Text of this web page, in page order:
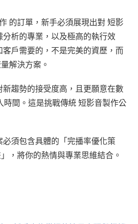
的訂單，新手必須展現出對 短影
析的專業，以及極高的執行效
戶需要的，不是完美的資歷，而
解決方案。
趨勢的接受度高，且更願意在數
時間。這是挑戰傳統 短影音製作公
須包含具體的「完播率優化策
，將你的熱情與專業思維結合。